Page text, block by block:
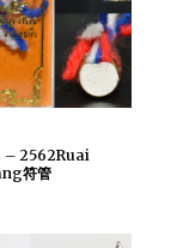
– 2562Ruai
符管